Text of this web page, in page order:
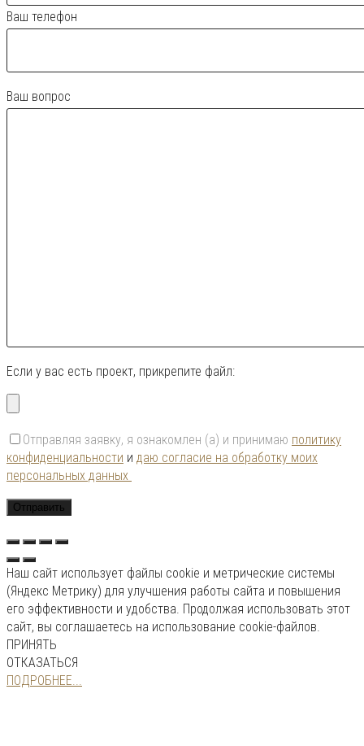
Ваш телефон
Ваш вопрос
Если у вас есть проект, прикрепите файл:
Отправляя заявку, я ознакомлен (а) и принимаю политику
конфиденциальности и даю согласие на обработку моих
персональных данных
Наш сайт использует файлы cookie и метрические системы
(Яндекс Метрику) для улучшения работы сайта и повышения
его эффективности и удобства. Продолжая использовать этот
сайт, вы соглашаетесь на использование cookie-файлов.
ПРИНЯТЬ
ОТКАЗАТЬСЯ
ПОДРОБНЕЕ...